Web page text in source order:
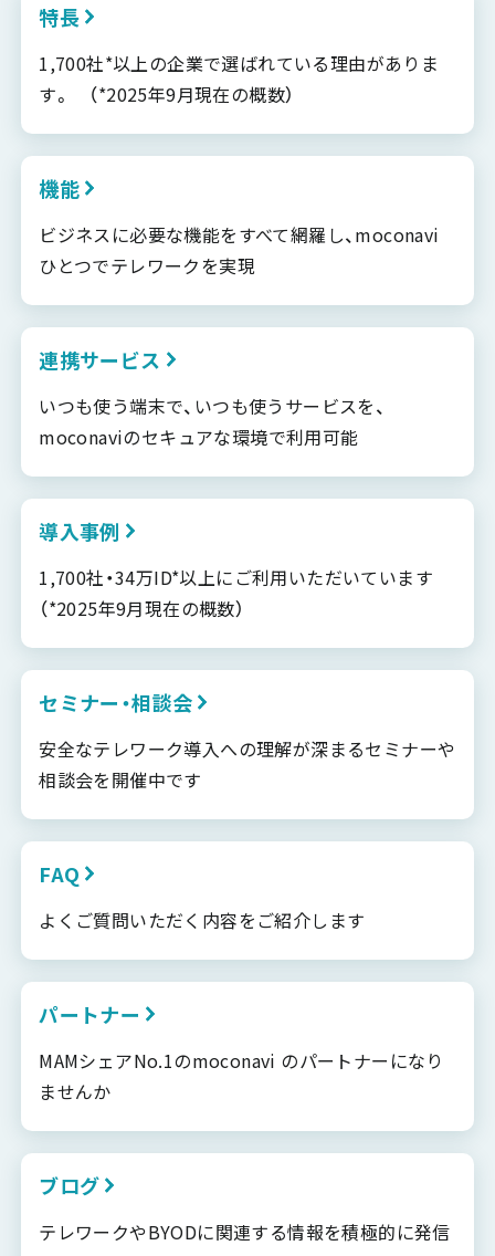
特長
1,700社*以上の企業で選ばれている理由がありま
す。 （*2025年9月現在の概数）
機能
ビジネスに必要な機能をすべて網羅し、moconavi
ひとつでテレワークを実現
連携サービス
いつも使う端末で、いつも使うサービスを、
moconaviのセキュアな環境で利用可能
導入事例
1,700社・34万ID*以上にご利用いただいています
（*2025年9月現在の概数）
セミナー・相談会
安全なテレワーク導入への理解が深まるセミナーや
相談会を開催中です
FAQ
よくご質問いただく内容をご紹介します
パートナー
MAMシェアNo.1のmoconavi のパートナーになり
ませんか
ブログ
テレワークやBYODに関連する情報を積極的に発信